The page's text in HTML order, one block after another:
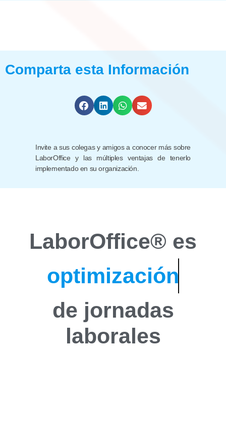
Comparta esta Información
Invite a sus colegas y amigos a conocer más sobre
LaborOffice y las múltiples ventajas de tenerlo
implementado en su organización.
LaborOffice® es
optimización
de jornadas
laborales